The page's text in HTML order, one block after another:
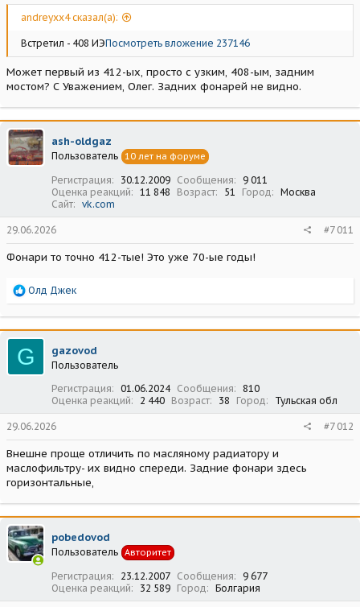
andreyxx4 сказал(а):
Встретил - 408 ИЭПосмотреть вложение 237146
Может первый из 412-ых, просто с узким, 408-ым, задним
мостом? С Уважением, Олег. Задних фонарей не видно.
ash-oldgaz
Пользователь 10 лет на форуме
Регистрация 30.12.2009 Сообщения
9 011
Оценка реакций
11 848 Возраст 51 Город
Москва
Сайт
vk.com
29.06.2026 #7 011
Фонари то точно 412-тые! Это уже 70-ые годы!
Р
а
к
ц
и
и
Олд Джек
G gazovod
Пользователь
Регистрация
01.06.2024 Сообщения
810
Оценка реакций
2 440 Возраст 38 Город Тульская обл
29.06.2026 #7 012
Внешне проще отличить по масляному радиатору и
маслофильтру- их видно спереди. Задние фонари здесь
горизонтальные,
pobedovod
Пользователь Авторитет
Регистрация 23.12.2007 Сообщения
9 677
Оценка реакций
32 589 Город Болгария